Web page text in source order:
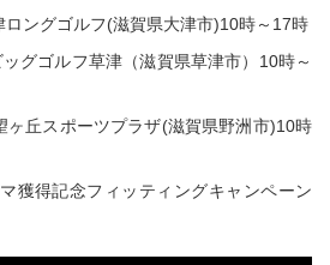
ングゴルフ(滋賀県大津市)10時～17時
グゴルフ草津（滋賀県草津市）10時～
ヶ丘スポーツプラザ(滋賀県野洲市)10時
獲得記念フィッティングキャンペーン